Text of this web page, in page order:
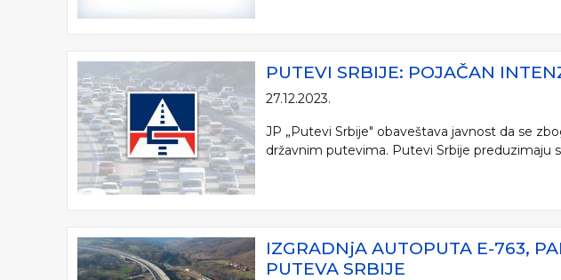
PUTEVI SRBIJE: POJAČAN
27.12.2023.
JP „Putevi Srbije" obaveštava javnost da se
državnim putevima. Putevi Srbije preduzimaju
IZGRADNjA AUTOPUTA E-763,
PUTEVA SRBIJE